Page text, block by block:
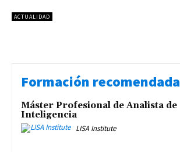
ACTUALIDAD
Formación recomendada
Máster Profesional de Analista de
Inteligencia
LISA Institute